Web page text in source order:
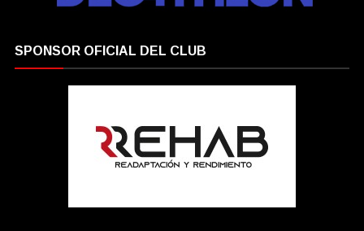
SPONSOR OFICIAL DEL CLUB